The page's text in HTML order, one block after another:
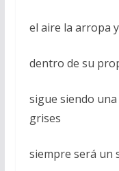
el aire la arropa
dentro de su
sigue siendo
grises
siempre será un